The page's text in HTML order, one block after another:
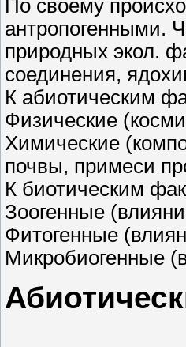
По своему
антропогенными.
природных экол.
соединения,
К абиотическим
Физические
Химические
почвы, примеси
К биотическим
Зоогенные
Фитогенные
Микробиогенные